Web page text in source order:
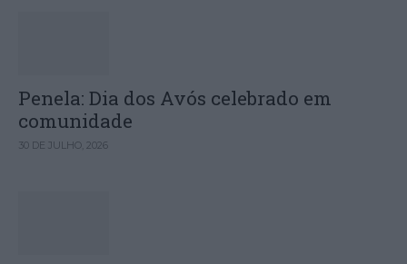
Penela: Dia dos Avós celebrado em
comunidade
30 DE JULHO, 2026